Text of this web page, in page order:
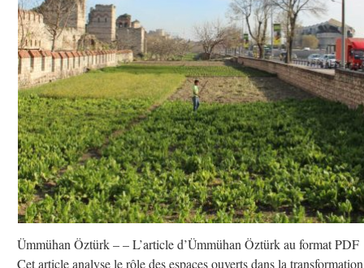
Ümmühan Öztürk – – L’article d’Ümmühan Öztürk au format
Cet article analyse le rôle des espaces ouverts dans la transformation